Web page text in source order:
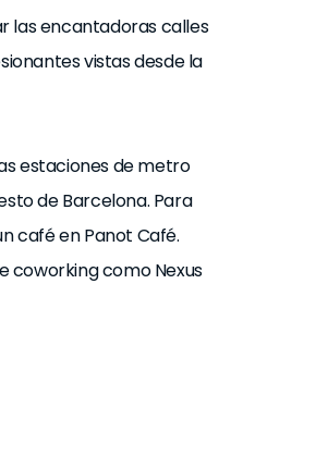
las encantadoras calles
vistas desde la
estaciones de metro
de Barcelona. Para
café en Panot Café.
coworking como Nexus